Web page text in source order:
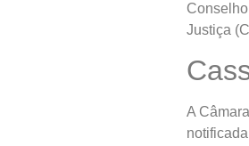
Justiça
A